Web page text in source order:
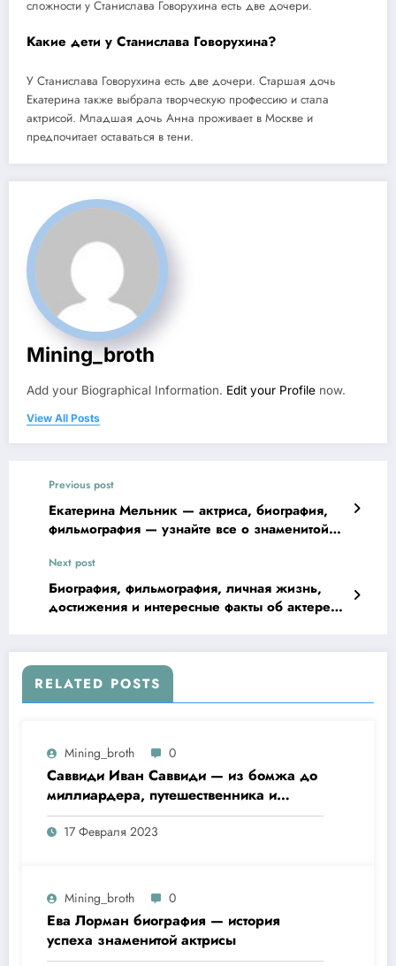
сложности у Станислава Говорухина есть две дочери.
Какие дети у Станислава Говорухина?
У Станислава Говорухина есть две дочери. Старшая дочь
Екатерина также выбрала творческую профессию и стала
актрисой. Младшая дочь Анна проживает в Москве и
предпочитает оставаться в тени.
Mining_broth
Add your Biographical Information. Edit your Profile now.
View All Posts
Previous post
Екатерина Мельник — актриса, биография,
фильмография — узнайте все о знаменитой
Next post
Биография, фильмография, личная жизнь,
достижения и интересные факты об актере
RELATED POSTS
Mining_broth 0
Саввиди Иван Саввиди — из бомжа до
миллиардера, путешественника и
футбольного президента —
удивительная биография
17 Февраля 2023
Mining_broth 0
Ева Лорман биография — история
успеха знаменитой актрисы